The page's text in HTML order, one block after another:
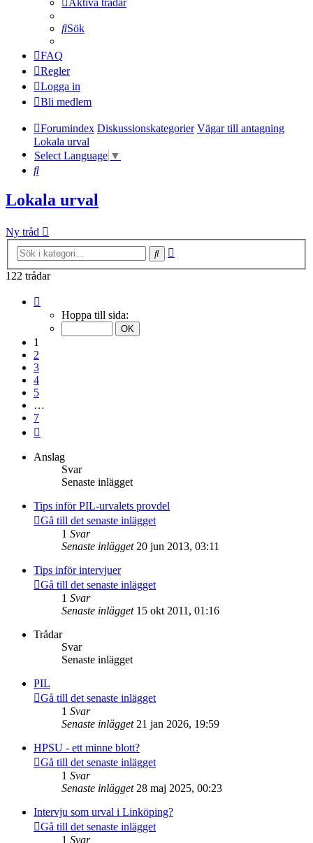
Aktiva trådar
Sök
FAQ
Regler
Logga in
Bli medlem
Forumindex Diskussionskategorier Vägar till antagning
Lokala urval
Select Language ▼
Sök
Lokala urval
Ny tråd
Sök
122 trådar
Hoppa till sida:
1
2
3
4
5
…
7
Anslag
Svar
Senaste inlägget
Tips inför PIL-urvalets provdel
Gå till det senaste inlägget
1 Svar
Senaste inlägget 20 jun 2013, 03:11
Tips inför intervjuer
Gå till det senaste inlägget
1 Svar
Senaste inlägget 15 okt 2011, 01:16
Trådar
Svar
Senaste inlägget
PIL
Gå till det senaste inlägget
1 Svar
Senaste inlägget 21 jan 2026, 19:59
HPSU - ett minne blott?
Gå till det senaste inlägget
1 Svar
Senaste inlägget 28 maj 2025, 00:23
Intervju som urval i Linköping?
Gå till det senaste inlägget
1 Svar